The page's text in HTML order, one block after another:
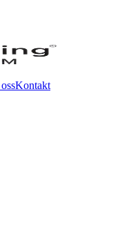
Kontakt